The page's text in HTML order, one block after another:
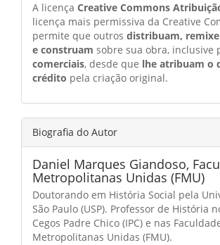
A licença Creative Commons
licença mais permissiva da Creative
permite que outros distribuam,
e construam sobre sua obra, inclusive
comerciais, desde que lhe atribuam o
crédito pela criação original.
Biografia do Autor
Daniel Marques Giandoso,
Metropolitanas Unidas (FMU)
Doutorando em História Social pela
São Paulo (USP). Professor de História
Cegos Padre Chico (IPC) e nas
Metropolitanas Unidas (FMU).